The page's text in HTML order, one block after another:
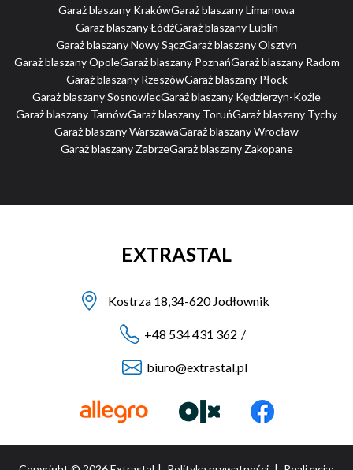
Garaż blaszany KrakówGaraż blaszany Limanowa
Garaż blaszany ŁódźGaraż blaszany Lublin
Garaż blaszany Nowy SączGaraż blaszany Olsztyn
Garaż blaszany OpoleGaraż blaszany PoznańGaraż blaszany Radom
Garaż blaszany RzeszówGaraż blaszany Płock
Garaż blaszany SosnowiecGaraż blaszany Kędzierzyn-Koźle
Garaż blaszany TarnówGaraż blaszany ToruńGaraż blaszany Tychy
Garaż blaszany WarszawaGaraż blaszany Wrocław
Garaż blaszany ZabrzeGaraż blaszany Zakopane
EXTRASTAL
Kostrza 18,34-620 Jodłownik
+48 534 431 362 /
biuro@extrastal.pl